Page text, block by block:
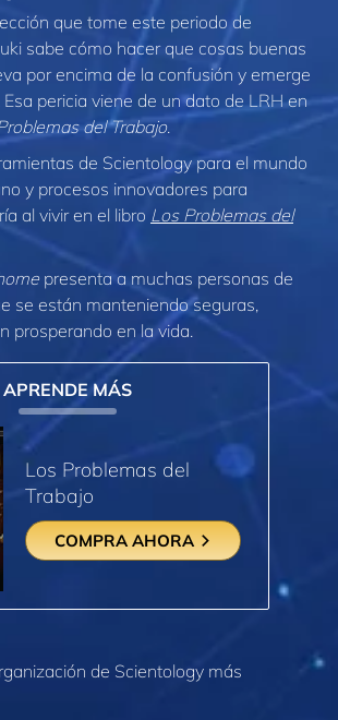
que tome este periodo de
sabe cómo hacer que cosas buenas
por encima de la confusión y emerge
pericia viene de un dato de LRH en
del Trabajo.
de Scientology para el mundo
y procesos innovadores para
al vivir en el libro Los Problemas del
presenta a muchas personas de
se están manteniendo seguras,
prosperando en la vida.
APRENDE MÁS
Los Problemas del
Trabajo
COMPRA AHORA
de Scientology más